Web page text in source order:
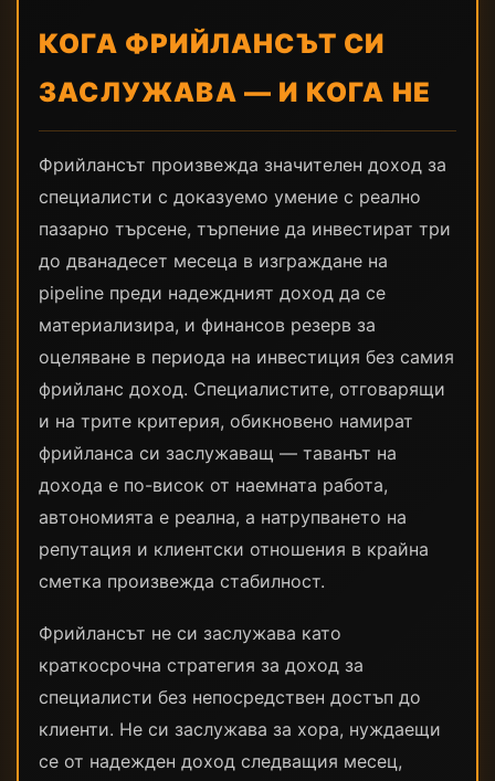
КОГА ФРИЙЛАНСЪТ СИ
ЗАСЛУЖАВА — И КОГА НЕ
Фрийлансът произвежда значителен доход за
специалисти с доказуемо умение с реално
пазарно търсене, търпение да инвестират три
до дванадесет месеца в изграждане на
pipeline преди надеждният доход да се
материализира, и финансов резерв за
оцеляване в периода на инвестиция без самия
фрийланс доход. Специалистите, отговарящи
и на трите критерия, обикновено намират
фрийланса си заслужаващ — таванът на
дохода е по-висок от наемната работа,
автономията е реална, а натрупването на
репутация и клиентски отношения в крайна
сметка произвежда стабилност.
Фрийлансът не си заслужава като
краткосрочна стратегия за доход за
специалисти без непосредствен достъп до
клиенти. Не си заслужава за хора, нуждаещи
се от надежден доход следващия месец,